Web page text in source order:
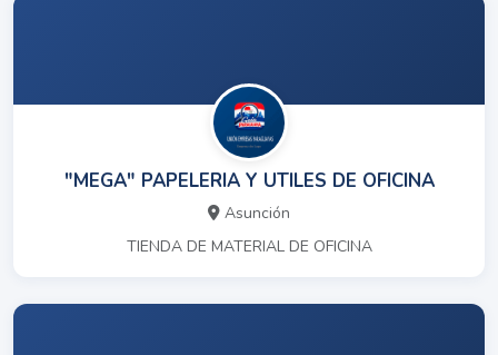
"MEGA" PAPELERIA Y UTILES DE OFICINA
Asunción
TIENDA DE MATERIAL DE OFICINA